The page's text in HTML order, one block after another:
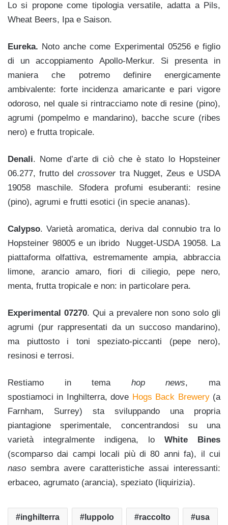
Lo si propone come tipologia versatile, adatta a Pils,
Wheat Beers, Ipa e Saison.
Eureka. Noto anche come Experimental 05256 e figlio
di un accoppiamento Apollo-Merkur. Si presenta in
maniera che potremo definire energicamente
ambivalente: forte incidenza amaricante e pari vigore
odoroso, nel quale si rintracciamo note di resine (pino),
agrumi (pompelmo e mandarino), bacche scure (ribes
nero) e frutta tropicale.
Denali. Nome d’arte di ciò che è stato lo Hopsteiner
06.277, frutto delcrossovertra Nugget, Zeus e USDA
19058 maschile. Sfodera profumi esuberanti: resine
(pino), agrumi e frutti esotici (in specie ananas).
Calypso. Varietà aromatica, deriva dal connubio tra lo
Hopsteiner 98005e un ibrido
Nugget-USDA 19058. La
piattaforma olfattiva, estremamente ampia, abbraccia
limone,arancio amaro,fiori di ciliegio, pepe nero,
menta, frutta tropicale e non: in particolare pera.
Experimental 07270. Qui a prevalere non sono solo gli
agrumi (pur rappresentati da un succoso mandarino),
ma piuttosto i toni speziato-piccanti (pepe nero),
resinosi e terrosi.
Restiamo in tema hop news, ma
spostiamoci in Inghilterra, dove Hogs Back Brewery(a
Farnham, Surrey) sta sviluppando una propria
piantagione sperimentale, concentrandosi su una
varietà integralmente indigena, lo White Bines
(scomparso dai campi locali più di 80 anni fa), il cui
naso sembra avere caratteristiche assai interessanti:
erbaceo, agrumato (arancia), speziato (liquirizia).
inghilterra luppolo raccolto usa